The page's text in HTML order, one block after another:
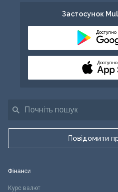
Повідомити
Застосунок
Доступно
Доступно
Фінанси
Курс валют